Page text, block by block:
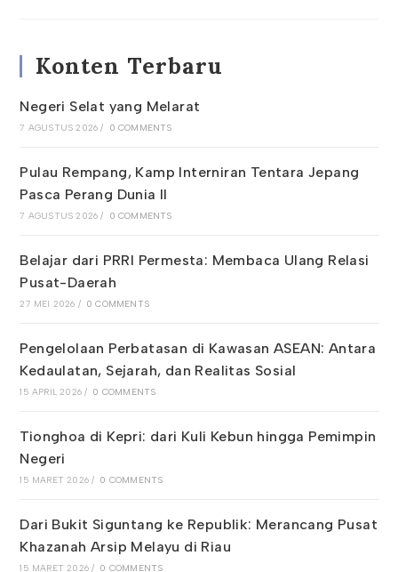
Di
Sumatera
Konten Terbaru
Negeri Selat yang Melarat
7 AGUSTUS 2026 / 0 COMMENTS
Pulau Rempang, Kamp Interniran Tentara Jepang
Pasca Perang Dunia II
7 AGUSTUS 2026 / 0 COMMENTS
Belajar dari PRRI Permesta: Membaca Ulang Relasi
Pusat-Daerah
27 MEI 2026 / 0 COMMENTS
Pengelolaan Perbatasan di Kawasan ASEAN: Antara
Kedaulatan, Sejarah, dan Realitas Sosial
15 APRIL 2026 / 0 COMMENTS
Tionghoa di Kepri: dari Kuli Kebun hingga Pemimpin
Negeri
15 MARET 2026 / 0 COMMENTS
Dari Bukit Siguntang ke Republik: Merancang Pusat
Khazanah Arsip Melayu di Riau
15 MARET 2026 / 0 COMMENTS